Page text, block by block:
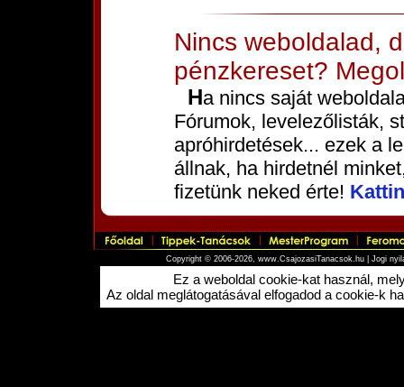
Nincs weboldalad,
pénzkereset?
Ha nincs saját weboldalad, akkor is tudsz minket hirdetni.
Fórumok, levelezőlisták,
apróhirdetések... ezek a
állnak, ha hirdetnél
fizetünk neked érte!
Copyright © 2006-2026, www.CsajozasiTanacsok.hu | Jogi
Ez a weboldal cookie-kat használ,
Az oldal meglátogatásával elfogadod a cookie-k